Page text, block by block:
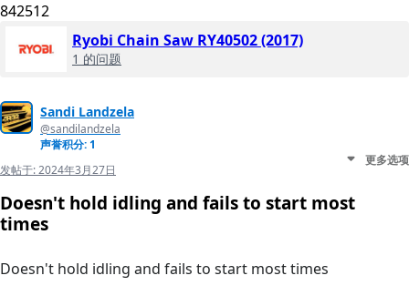
842512
Ryobi Chain Saw RY40502 (2017)
1 的问题
Sandi Landzela
@sandilandzela
声誉积分: 1
发帖于:2024年3月27日
更多选项
Doesn't hold idling and fails to start most
times
Doesn't hold idling and fails to start most times